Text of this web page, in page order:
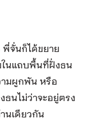
จั่นก็ได้ขยาย
นแถบพื้นที่ฝั่งธน
มผูกพัน หรือ
ธนไม่ว่าจะอยู่ตรง
นเดียวกัน